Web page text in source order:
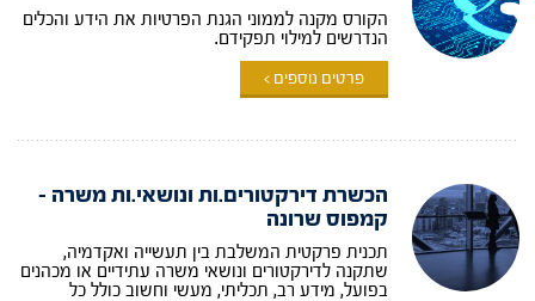
הקורס מקנה לממוני הגנת הפרטיות את הידע והכלים
הנדרשים למילוי תפקידם.
פרטים נוספים >
הכשרת דירקטורים.ות ונושאי.ות משרה –
קמפוס שרונה
תכנית פרקטית המשלבת בין תעשייה ואקדמיה,
שתקנה לדירקטורים ונושאי משרה עתידיים או מכהנים
בפועל, מידע רב, תכליתי, מעשי וחשוב כולל כל